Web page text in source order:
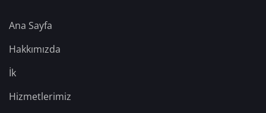
Ana Sayfa
Hakkımızda
İk
Hizmetlerimiz